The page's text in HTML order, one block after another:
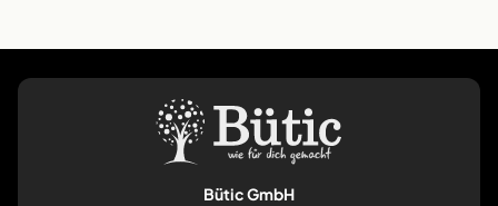
Bütic GmbH